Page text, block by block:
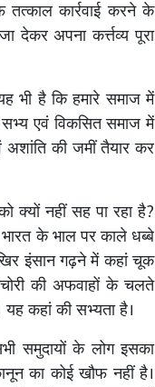
तत्काल कार्रवाई करने के
देकर अपना कर्त्तव्य पूरा
भी है कि हमारे समाज में
एवं विकसित समाज में
अशांति की जमीं तैयार कर
क्यों नहीं सह पा रहा है?
के भाल पर काले धब्बे
इंसान गढ़ने में कहां चूक
की अफवाहों के चलते
यह कहां की सभ्यता है।
समुदायों के लोग इसका
का कोई खौफ नहीं है।